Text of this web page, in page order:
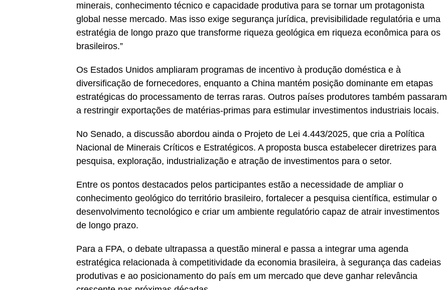
minerais, conhecimento técnico e capacidade produtiva para se tornar um protagonista
global nesse mercado. Mas isso exige segurança jurídica, previsibilidade regulatória e uma
estratégia de longo prazo que transforme riqueza geológica em riqueza econômica para os
brasileiros.”
Os Estados Unidos ampliaram programas de incentivo à produção doméstica e à
diversificação de fornecedores, enquanto a China mantém posição dominante em etapas
estratégicas do processamento de terras raras. Outros países produtores também passaram
a restringir exportações de matérias-primas para estimular investimentos industriais locais.
No Senado, a discussão abordou ainda o Projeto de Lei 4.443/2025, que cria a Política
Nacional de Minerais Críticos e Estratégicos. A proposta busca estabelecer diretrizes para
pesquisa, exploração, industrialização e atração de investimentos para o setor.
Entre os pontos destacados pelos participantes estão a necessidade de ampliar o
conhecimento geológico do território brasileiro, fortalecer a pesquisa científica, estimular o
desenvolvimento tecnológico e criar um ambiente regulatório capaz de atrair investimentos
de longo prazo.
Para a FPA, o debate ultrapassa a questão mineral e passa a integrar uma agenda
estratégica relacionada à competitividade da economia brasileira, à segurança das cadeias
produtivas e ao posicionamento do país em um mercado que deve ganhar relevância